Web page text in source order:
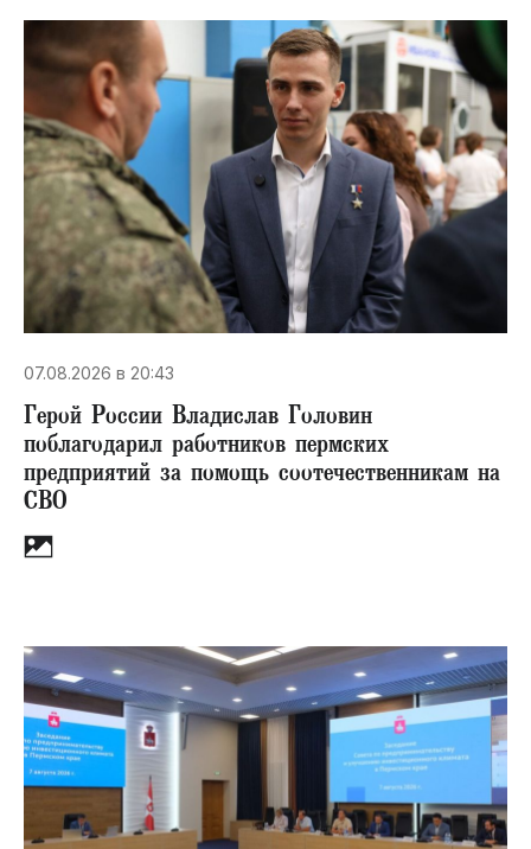
07.08.2026 в 20:43
Герой России Владислав Головин
поблагодарил работников пермских
предприятий за помощь соотечественникам на
СВО